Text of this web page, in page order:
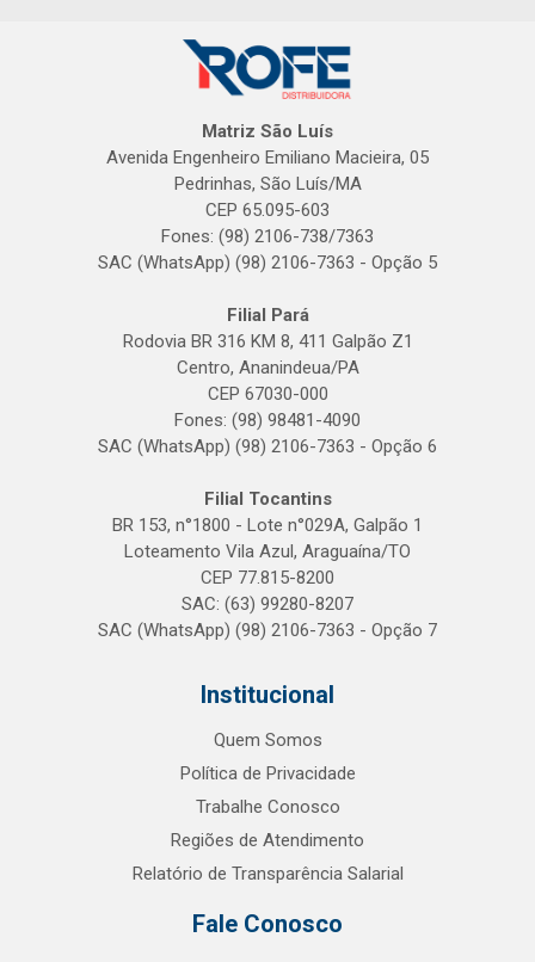
Matriz São Luís
Avenida Engenheiro Emiliano Macieira, 05
Pedrinhas, São Luís/MA
CEP 65.095-603
Fones: (98) 2106-738/7363
SAC (WhatsApp) (98) 2106-7363 - Opção 5
Filial Pará
Rodovia BR 316 KM 8, 411 Galpão Z1
Centro, Ananindeua/PA
CEP 67030-000
Fones: (98) 98481-4090
SAC (WhatsApp) (98) 2106-7363 - Opção 6
Filial Tocantins
BR 153, n°1800 - Lote n°029A, Galpão 1
Loteamento Vila Azul, Araguaína/TO
CEP 77.815-8200
SAC: (63) 99280-8207
SAC (WhatsApp) (98) 2106-7363 - Opção 7
Institucional
Quem Somos
Política de Privacidade
Trabalhe Conosco
Regiões de Atendimento
Relatório de Transparência Salarial
Fale Conosco